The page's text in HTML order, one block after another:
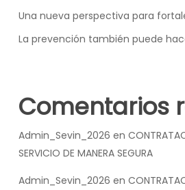
Una nueva perspectiva para
La prevención también puede
Comentarios
Admin_Sevin_2026 en
SERVICIO DE MANERA SEGURA
Admin_Sevin_2026 en